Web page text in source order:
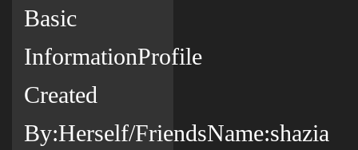
Basic
InformationProfile
Created
By:Herself/FriendsName:shazia